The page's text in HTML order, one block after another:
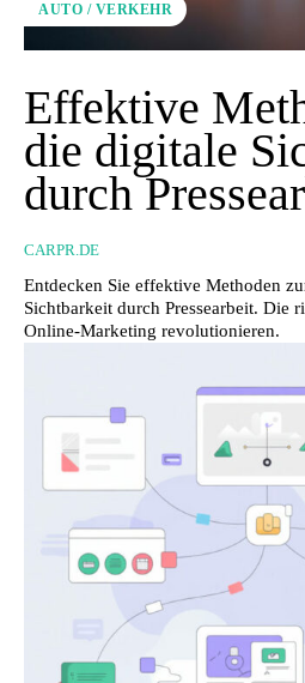
AUTO / VERKEHR
Effektive
die digitale
durch
CARPR.DE
Entdecken Sie effektive Methoden
Sichtbarkeit durch Pressearbeit. Die
Online-Marketing revolutionieren.